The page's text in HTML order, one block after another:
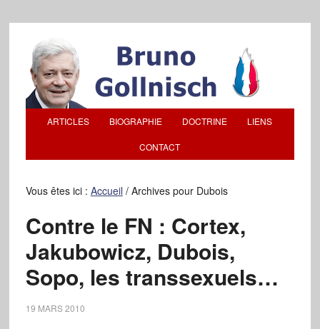
ARTICLES BIOGRAPHIE DOCTRINE LIENS
CONTACT
Vous êtes ici : Accueil /Archives pour Dubois
Contre le FN : Cortex,
Jakubowicz, Dubois,
Sopo, les transsexuels…
19 MARS 2010